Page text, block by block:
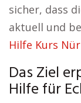
sicher, dass
aktuell und
Hilfe Kurs
Das Ziel
Hilfe für